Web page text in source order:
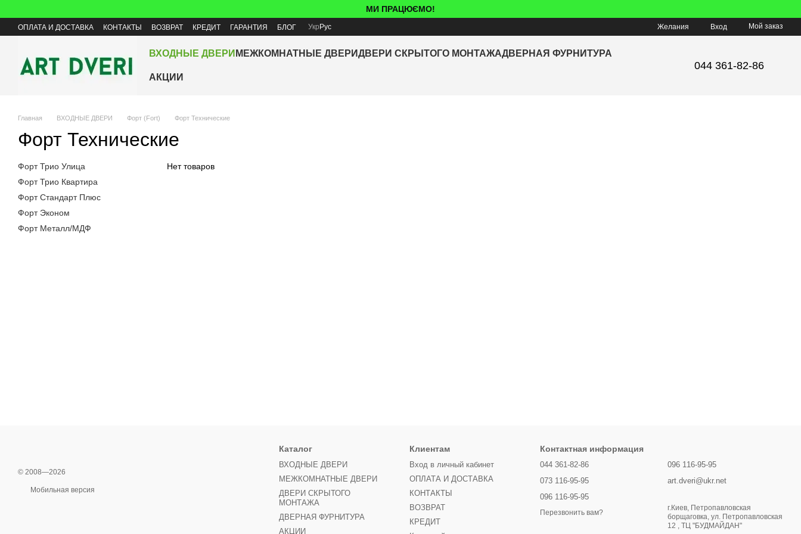
МИ ПРАЦЮЄМО!
ОПЛАТА И ДОСТАВКА КОНТАКТЫ ВОЗВРАТ КРЕДИТ ГАРАНТИЯ БЛОГ Укр Рус Желания Вход Мой заказ
ВХОДНЫЕ ДВЕРИ МЕЖКОМНАТНЫЕ ДВЕРИДВЕРИ СКРЫТОГО МОНТАЖАДВЕРНАЯ ФУРНИТУРА
АКЦИИ
044 361-82-86
Главная ВХОДНЫЕ ДВЕРИ Форт (Fort) Форт Технические
Форт Технические
Нет товаров
Форт Трио Улица
Форт Трио Квартира
Форт Стандарт Плюс
Форт Эконом
Форт Металл/МДФ
© 2008—2026
Мобильная версия
Каталог
ВХОДНЫЕ ДВЕРИ
МЕЖКОМНАТНЫЕ ДВЕРИ
ДВЕРИ СКРЫТОГО
МОНТАЖА
ДВЕРНАЯ ФУРНИТУРА
АКЦИИ
Клиентам
Вход в личный кабинет
ОПЛАТА И ДОСТАВКА
КОНТАКТЫ
ВОЗВРАТ
КРЕДИТ
Контактная информация
044 361-82-86
073 116-95-95
096 116-95-95
Перезвонить вам?
096 116-95-95
art.dveri@ukr.net
г.Киев, Петропавловская
борщаговка, ул. Петропавловская
12 , ТЦ "БУДМАЙДАН"